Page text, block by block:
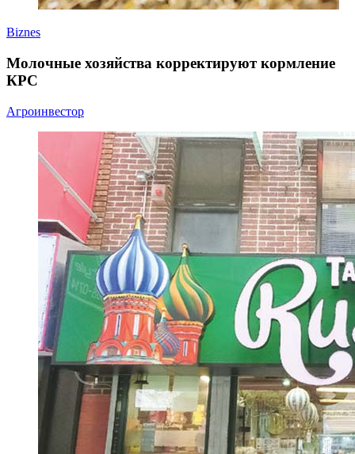
Biznes
Молочные хозяйства корректируют кормление
КРС
Агроинвестор